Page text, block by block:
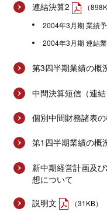
連結決算2
（
2004年3月期 業績
2004年3月期 連結
第3四半期業績の概
中間決算短信（連結
個別中間財務諸表
第1四半期業績の概
新中期経営計画及
想について
説明文
（31KB）